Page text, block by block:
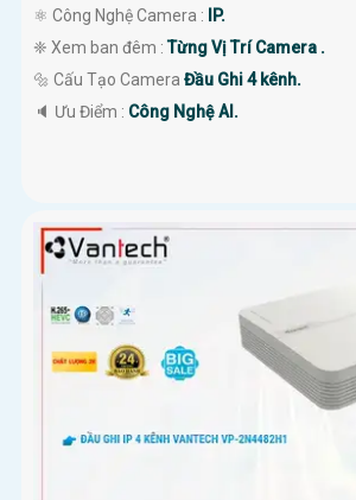
⚛️ Công Nghệ Camera :
IP.
❈ Xem ban đêm :Từng Vị Trí Camera .
🔩 Cấu Tạo Camera Đầu Ghi 4 kênh.
️🔈 Ưu Điểm : Công Nghệ AI.